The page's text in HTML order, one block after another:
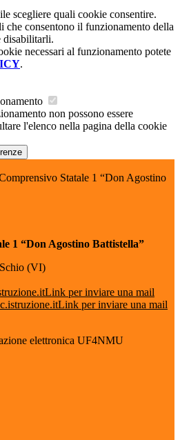
scegliere quali cookie consentire.
che consentono il funzionamento della
disabilitarli.
necessari al funzionamento potete
.
non possono essere
l'elenco nella pagina della cookie
Statale 1 “Don Agostino
1 “Don Agostino Battistella”
(VI)
Link per inviare una mail
Link per inviare una mail
elettronica UF4NMU